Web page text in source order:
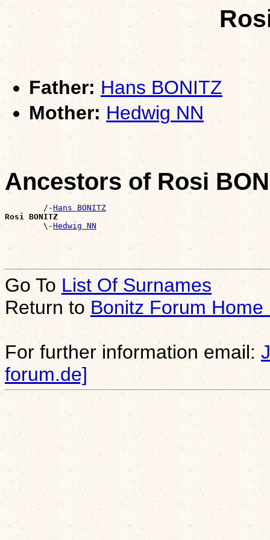
Father: Hans BONITZ
Mother: Hedwig NN
Ancestors of Rosi
        /-
Hans BONITZ
Rosi BONITZ
\-Hedwig NN
Go To List Of Surnames
Return toBonitz Forum Home
For further information email:
forum.de]